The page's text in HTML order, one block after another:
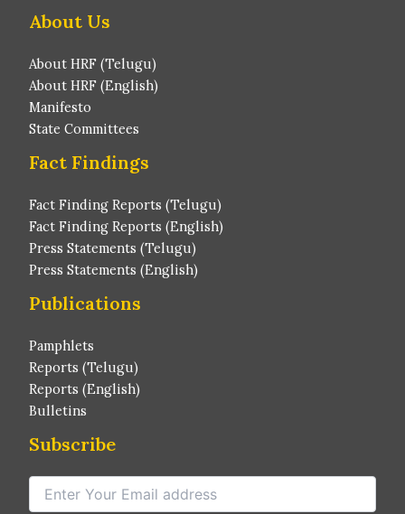
About Us
About HRF (Telugu)
About HRF (English)
Manifesto
State Committees
Fact Findings
Fact Finding Reports (Telugu)
Fact Finding Reports (English)
Press Statements (Telugu)
Press Statements (English)
Publications
Pamphlets
Reports (Telugu)
Reports (English)
Bulletins
Subscribe